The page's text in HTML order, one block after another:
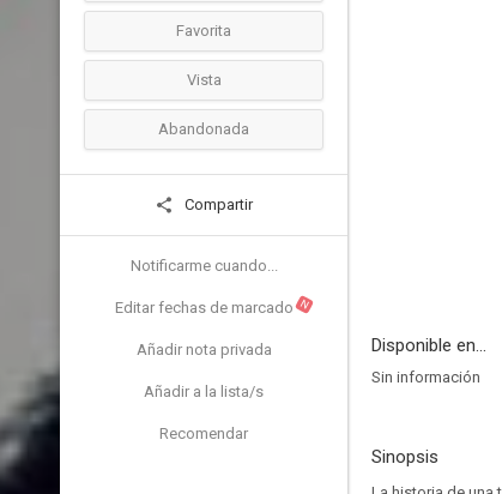
Favorita
Vista
Abandonada
Compartir
Notificarme cuando...
Editar fechas de marcado N
Añadir nota privada
Añadir a la lista/s
Recomendar
Disponible en...
Sin información
Sinopsis